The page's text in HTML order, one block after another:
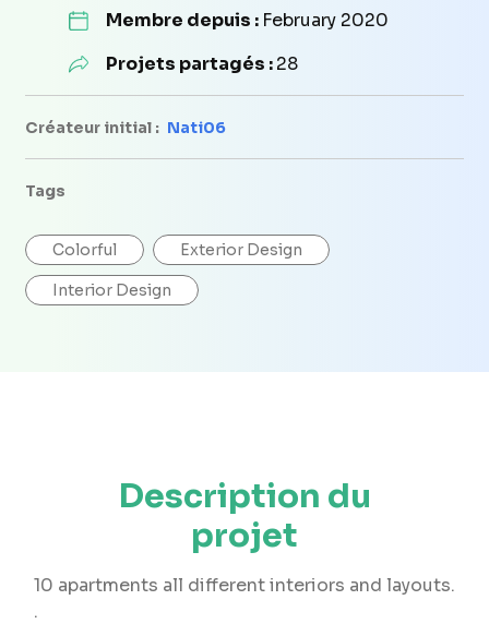
Membre depuis : February 2020
Projets partagés :28
Créateur initial : Nati06
Tags
Colorful Exterior Design
Interior Design
Description du
projet
10 apartments all different interiors and layouts.
.